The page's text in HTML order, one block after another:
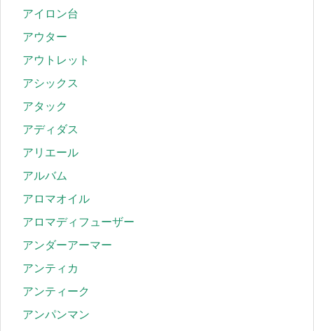
アイロン台
アウター
アウトレット
アシックス
アタック
アディダス
アリエール
アルバム
アロマオイル
アロマディフューザー
アンダーアーマー
アンティカ
アンティーク
アンパンマン